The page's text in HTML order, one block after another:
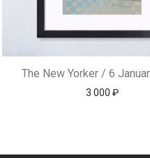
The New Yorker / 6
3 000 ₽